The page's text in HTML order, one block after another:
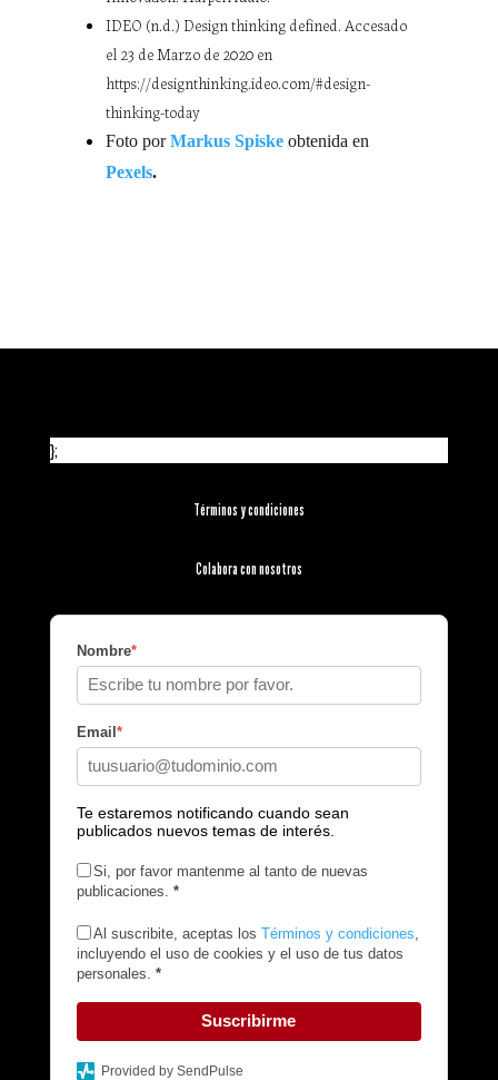
IDEO (n.d.) Design thinking defined. Accesado
el 23 de Marzo de 2020 en
https://designthinking.ideo.com/#design-
thinking-today
Foto porMarkus Spiske obtenida en
Pexels.
};
Términos y condiciones
Colabora con nosotros
Nombre*
Email *
Te estaremos notificando cuando sean
publicados nuevos temas de interés.
Si, por favor mantenme al tanto de nuevas
publicaciones. *
Al suscribite, aceptas los Términos y condiciones
incluyendo el uso de cookies y el uso de tus datos
personales. *
Suscribirme
Provided by SendPulse